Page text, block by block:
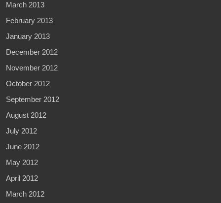
March 2013
February 2013
January 2013
December 2012
November 2012
October 2012
September 2012
August 2012
July 2012
June 2012
May 2012
April 2012
March 2012